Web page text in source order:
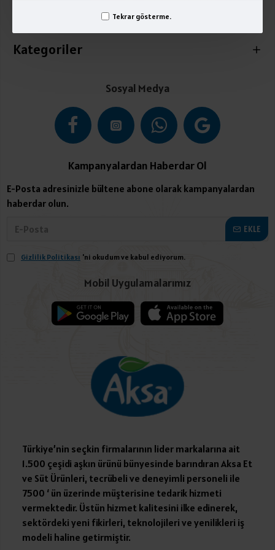
Tekrar gösterme.
Kategoriler
Sosyal Medya
Kampanyalardan Haberdar Ol
E-Posta adresinizle bültene abone olarak kampanyalardan
haberdar olun.
EKLE
Gizlilik Politikası 'ni okudum ve kabul ediyorum.
Mobil Uygulamalarımız
Türkiye’nin seçkin firmalarının lider markalarına ait
1.500 çeşidi aşkın ürünü bünyesinde barındıran Aksa Et
ve Süt Ürünleri, tecrübeli ve deneyimli personeli ile
7500 ‘ ün üzerinde müşterisine tedarik hizmeti
vermektedir. Üstün hizmet kalitesini ilke edinerek,
sektördeki yeni fikirleri, teknolojileri ve yenilikleri iş
modeli haline getirmiştir.